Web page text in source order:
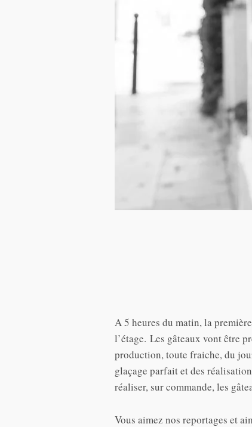
A 5 heures du matin, la
l’étage. Les gâteaux vont être
production, toute fraiche, du
glaçage parfait et des
réaliser, sur commande, les
Vous aimez nos reportages et